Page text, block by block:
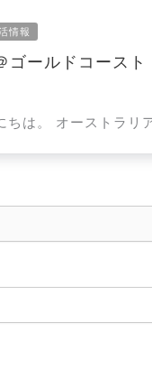
情報
ゴールドコースト
ちは。 オーストラリ